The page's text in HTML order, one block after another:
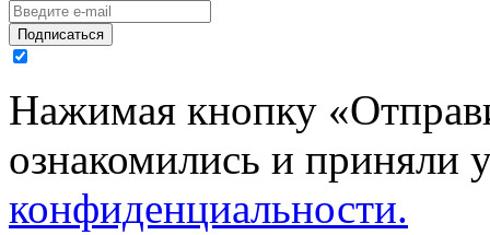
Подписаться
Нажимая кнопку
ознакомились и приняли
конфиденциальности.